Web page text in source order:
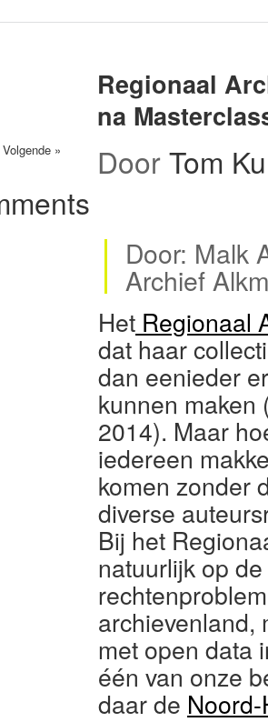
Regionaal
na
Volgende » Door Tom
Door: Malk
Archief
Het Regionaal
dat haar
dan eenieder
kunnen maken
2014). Maar
iedereen
komen zonder
diverse
Bij het
natuurlijk op
archievenland,
met open data
één van onze
daar de